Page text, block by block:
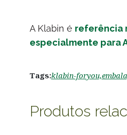
A Klabin é referência
especialmente para
Tags:klabin-foryou,
Produtos